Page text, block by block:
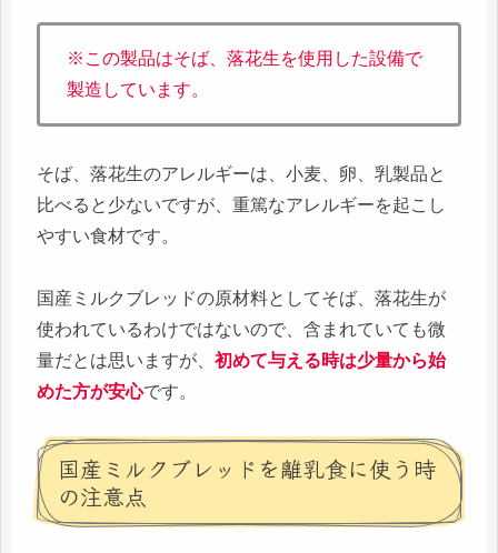
※この製品はそば、落花生を使用した設備で
製造しています。
そば、落花生のアレルギーは、小麦、卵、乳製品と
比べると少ないですが、重篤なアレルギーを起こし
やすい食材です。
国産ミルクブレッドの原材料としてそば、落花生が
使われているわけではないので、含まれていても微
量だとは思いますが、 初めて与える時は少量から始
めた方が安心です。
国産ミルクブレッドを離乳食に使う時
の注意点